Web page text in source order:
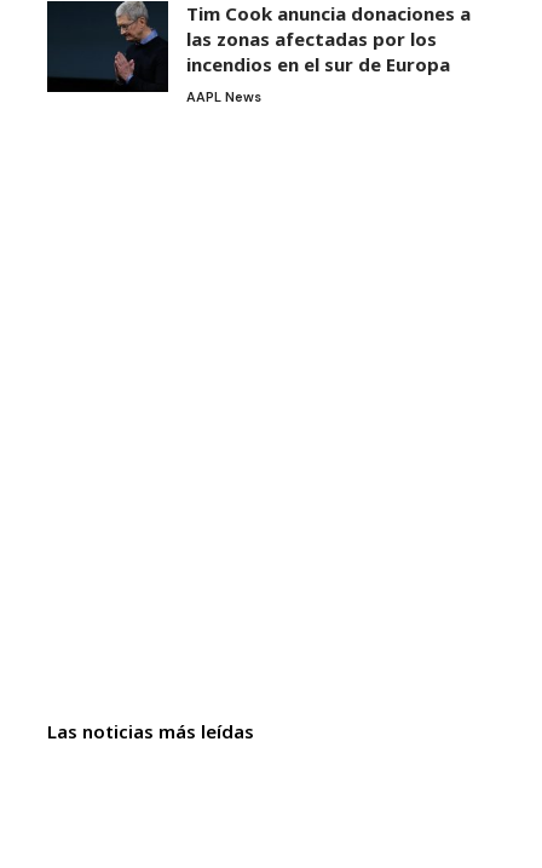
Tim Cook anuncia donaciones a
las zonas afectadas por los
incendios en el sur de Europa
AAPL News
Las noticias más leídas